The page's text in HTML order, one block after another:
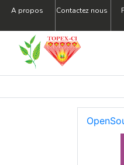
A propos Contactez nous